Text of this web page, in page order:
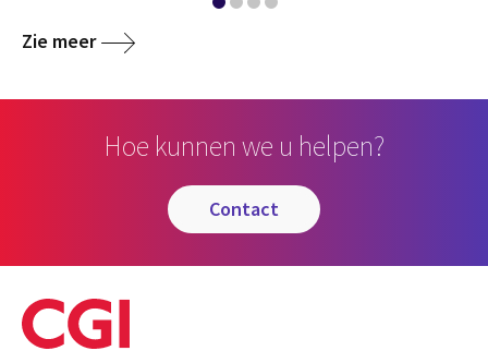
Zie meer
Hoe kunnen we u helpen?
contact